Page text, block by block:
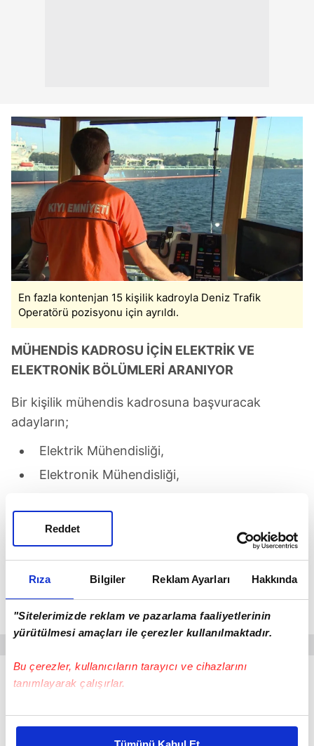
Rıza Bilgiler Reklam Ayarları Hakkında
"Sitelerimizde reklam ve pazarlama faaliyetlerinin
yürütülmesi amaçları ile çerezler kullanılmaktadır.
Bu çerezler, kullanıcıların tarayıcı ve cihazlarını
tanımlayarak çalışırlar.
Bu çerezlere izin vermeniz halinde sizlere özel
Reddet
En fazla kontenjan 15 kişilik kadroyla Deniz Trafik
Operatörü pozisyonu için ayrıldı.
MÜHENDİS KADROSU İÇİN ELEKTRİK VE
ELEKTRONİK BÖLÜMLERİ ARANIYOR
Bir kişilik mühendis kadrosuna başvuracak
adayların;
Elektrik Mühendisliği,
Elektronik Mühendisliği,
Elektronik ve Haberleşme Mühendisliği
bölümlerinden mezun olması gerekiyor.
Ayrıca adaylardan AutoCAD veya benzeri tasarım
programlarını kullanabilmeleri ve KPSSP3 puan
türüne sahip olmaları bekleniyor.